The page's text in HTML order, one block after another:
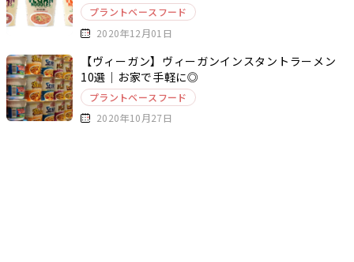
プラントベースフード
2020年12月01日
【ヴィーガン】ヴィーガンインスタントラーメン
10選｜お家で手軽に◎
プラントベースフード
2020年10月27日